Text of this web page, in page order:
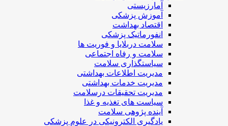
آمارزیستی
آموزش پزشکی
اقتصاد بهداشت
انفورماتیک پزشکی
سلامت دربلايا و فوريت ها
سلامت و رفاه اجتماعی
سیاستگذاری سلامت
مدیریت اطلاعات بهداشتی
مدیریت خدمات بهداشتی
مدیریت تحقیقات درسلامت
سیاست های تغذیه و غذا
آینده پژوهی سلامت
یادگیری الکترونیکی در علوم پزشکی